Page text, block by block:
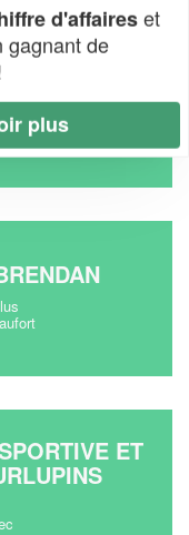
(SAS)
ET
d'affaireset
gagnant de
plus